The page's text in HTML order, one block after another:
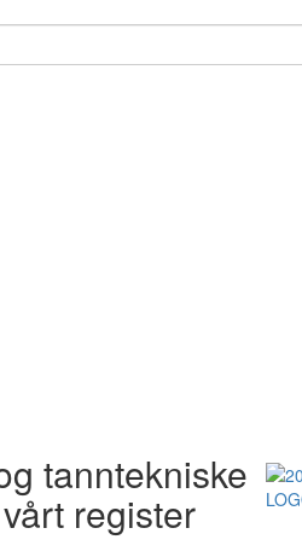
tanntekniske
register